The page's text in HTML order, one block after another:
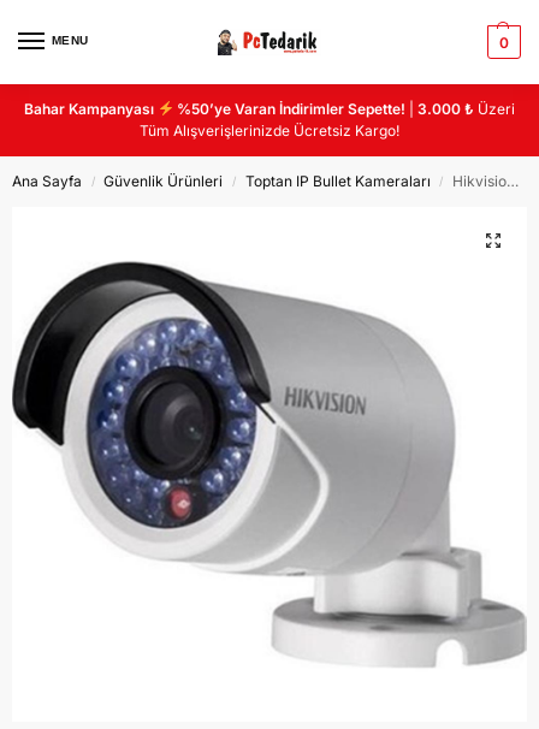
MENU 0
Bahar Kampanyası %50’ye Varan İndirimler Sepette! |3.000 ₺ Üzeri
Tüm Alışverişlerinizde Ücretsiz Kargo!
Ana Sayfa / Güvenlik Ürünleri / Toptan IP Bullet Kameraları / Hikvision DS-2CD2021G1-I 2MP 4MM IR BULLET POE IP KAMERA